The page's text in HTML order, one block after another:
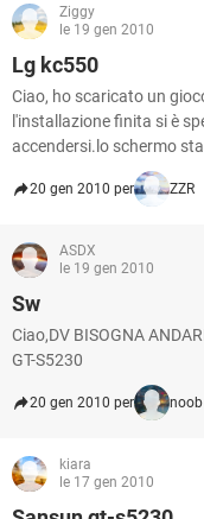
Ziggy
le 19 gen 2010
Lg kc550
Ciao, ho scaricato un
l'installazione finita si è
accendersi.lo schermo
20 gen 2010 per ZZR
ASDX
le 19 gen 2010
Sw
Ciao,DV BISOGNA
GT-S5230
20 gen 2010 per noob
kiara
le 17 gen 2010